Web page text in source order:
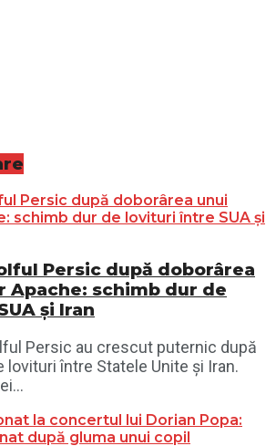
Persic după doborârea
Apache: schimb dur de
și Iran
Persic au crescut puternic după
lovituri între Statele Unite și Iran.